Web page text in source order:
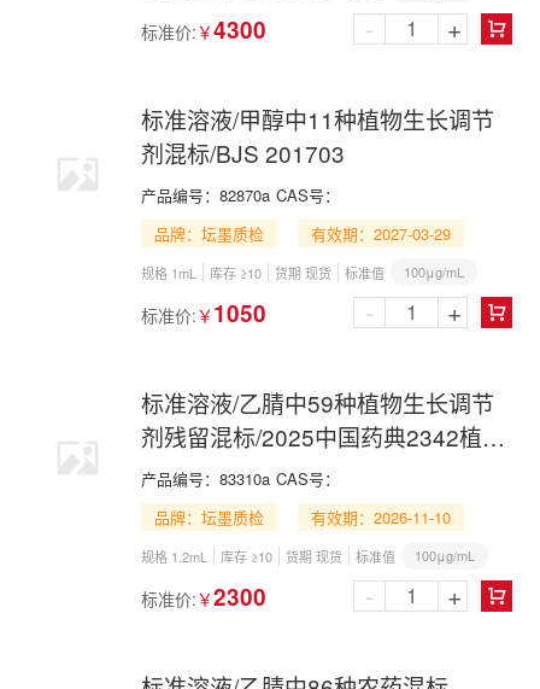
标准价: ￥4300 
- +
标准溶液/甲醇中11种植物生长调节
剂混标/BJS 201703
产品编号： 82870a CAS号：
品牌：坛墨质检
有效期：2027-03-29
规格 1mL 库存 ≥10 货期 现货 标准值 100μg/mL
标准价: ￥ 1050 
- +
标准溶液/乙腈中59种植物生长调节
剂残留混标/2025中国药典2342植物
生长调节剂第一法
产品编号： 83310a CAS号：
品牌：坛墨质检
有效期：2026-11-10
规格 1.2mL 库存 ≥10 货期 现货 标准值 100μg/mL
标准价: ￥2300 
- +